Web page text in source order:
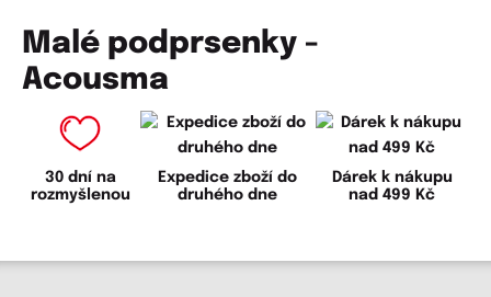
Malé podprsenky -
Acousma
30 dní na
rozmyšlenou
Expedice zboží do
druhého dne
Dárek k nákupu
nad 499 Kč